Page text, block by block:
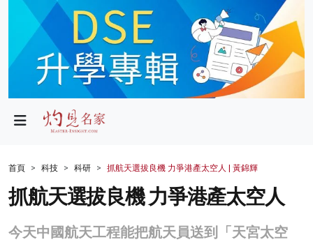
政局
財經
生活
首頁 科技 科研 抓航天選拔良機 力爭港產太空人 | 黃錦輝
抓航天選拔良機 力爭港產太空人
今天中國航天工程能把航天員送到「天宮太空